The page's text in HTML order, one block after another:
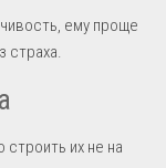
ему проще
страха.
их не на